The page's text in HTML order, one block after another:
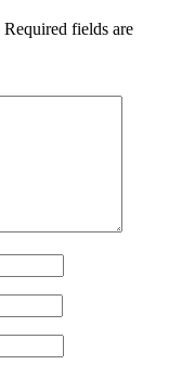
Required fields are